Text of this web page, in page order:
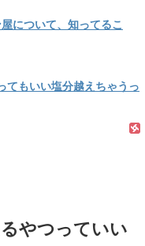
について、知ってるこ
てもいい塩分越えちゃうっ
やつっていい